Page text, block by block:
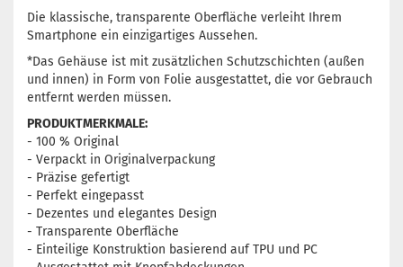
Die klassische, transparente Oberfläche verleiht Ihrem
Smartphone ein einzigartiges Aussehen.
*Das Gehäuse ist mit zusätzlichen Schutzschichten (außen
und innen) in Form von Folie ausgestattet, die vor Gebrauch
entfernt werden müssen.
PRODUKTMERKMALE:
- 100 % Original
- Verpackt in Originalverpackung
- Präzise gefertigt
- Perfekt eingepasst
- Dezentes und elegantes Design
- Transparente Oberfläche
- Einteilige Konstruktion basierend auf TPU und PC